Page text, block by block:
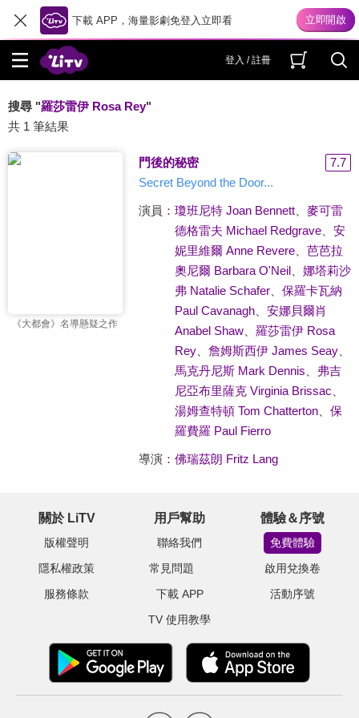
下載 APP，海量影劇免登入立即看
登入 / 註冊
搜尋 "羅莎雷伊 Rosa Rey"
共 1 筆結果
《大都會》名導懸疑之作
門後的秘密
7.7
Secret Beyond the Door...
演員： 瓊班尼特 Joan Bennett、 麥可雷
德格雷夫 Michael Redgrave、 安
妮里維爾 Anne Revere、 芭芭拉
奧尼爾 Barbara O'Neil、 娜塔莉沙
弗 Natalie Schafer、 保羅卡瓦納
Paul Cavanagh、 安娜貝爾肖
Anabel Shaw、 羅莎雷伊 Rosa
Rey、 詹姆斯西伊 James Seay、
馬克丹尼斯 Mark Dennis
弗吉
尼亞布里薩克 Virginia Brissac
湯姆查特頓 Tom Chatterton、 保
羅費羅 Paul Fierro
導演： 佛瑞茲朗 Fritz Lang
關於 LiTV
版權聲明
隱私權政策
服務條款
用戶幫助
聯絡我們
常見問題
下載 APP
TV 使用教學
體驗＆序號
免費體驗
啟用兌換卷
活動序號